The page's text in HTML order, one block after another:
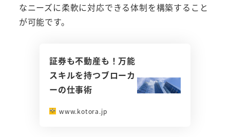
なニーズに柔軟に対応できる体制を構築すること
が可能です。
証券も不動産も！万能
スキルを持つブローカ
ーの仕事術
www.kotora.jp